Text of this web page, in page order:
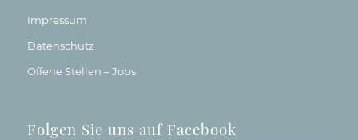
Impressum
Datenschutz
Offene Stellen – Jobs
Folgen Sie uns auf Facebook